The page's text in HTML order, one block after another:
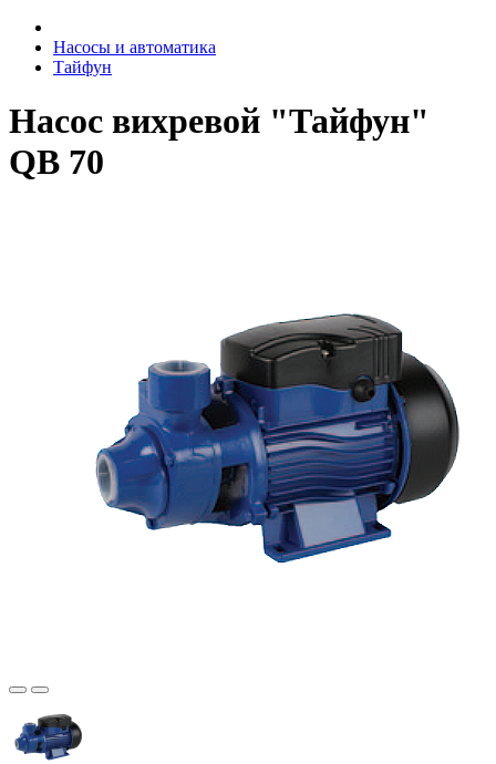
Насосы и автоматика
Тайфун
Насос вихревой "Тайфун"
QB 70